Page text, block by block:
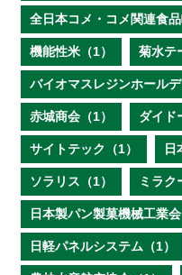
全日本コメ・コメ関連食
機能性米（1） 菊水テ
バイオマスレジンホールデ
赤城商会（1） ダイド
サイトテック（1） 日
ソラリス（1） ミラク
日本製パン製菓機械工業会
日軽パネルシステム（1）